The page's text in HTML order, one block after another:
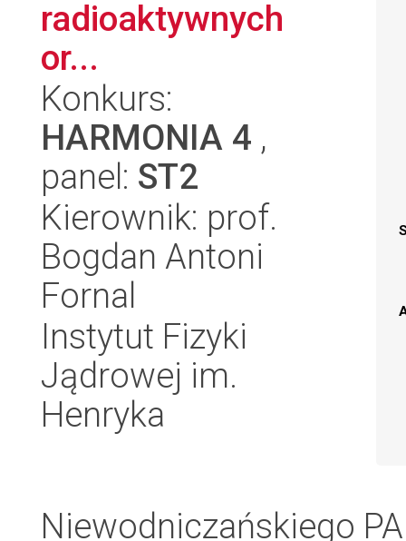
radioaktywnych
or...
Konkurs:
HARMONIA 4 ,
panel: ST2
Kierownik: prof.
Bogdan Antoni
Fornal
Instytut Fizyki
Jądrowej im.
Henryka
Niewodniczańskiego